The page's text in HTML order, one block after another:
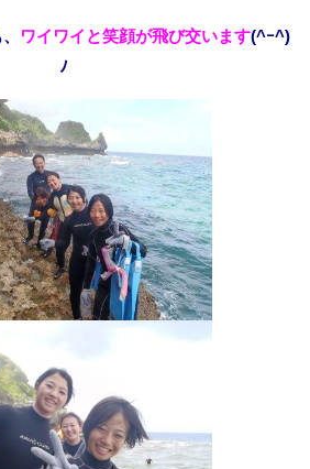
ワイワイと笑顔が飛び交います(^ｰ^)
ﾉ